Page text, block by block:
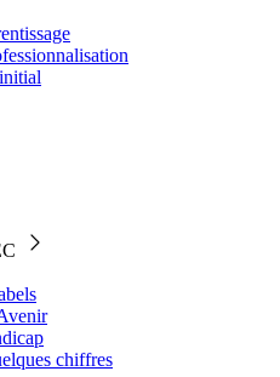
chiffres